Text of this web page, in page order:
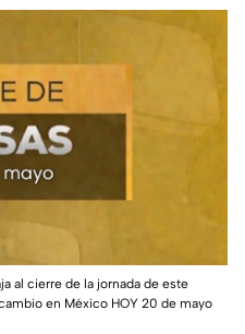
al cierre de la jornada de este
en México HOY 20 de mayo